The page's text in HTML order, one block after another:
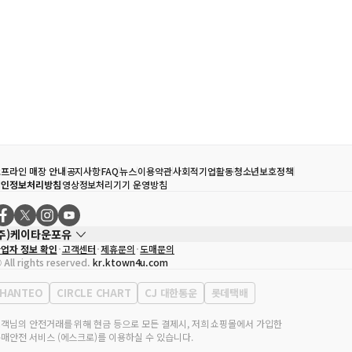
라인 매장 안내공지사항FAQ뉴스이용약관사회적기업활동청소년보호정책
정보처리방침영상정보처리기기 운영방침
)케이타운포유
자
송효민
업자등록번호
120-87-71116
판매업 신고번호 제2011-서울강남-02223
표전화
02-552-9855
자 정보 확인 고객센터 제휴문의 도매문의
rights reserved. kr.ktown4u.com
HANTEO CIRCLE CHART CJ 대한통운 롯데택배
님의 안전거래를 위해 현금 등으로 모든 결제시, 저희 쇼핑몰에서 가입한
안전 서비스 (에스크로)를 이용하실 수 있습니다.